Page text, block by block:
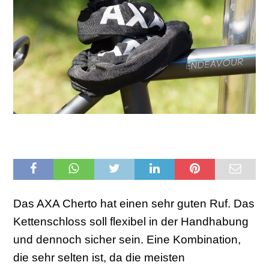
Das AXA Cherto hat einen sehr guten Ruf. Das
Kettenschloss soll flexibel in der Handhabung
und dennoch sicher sein. Eine Kombination,
die sehr selten ist, da die meisten